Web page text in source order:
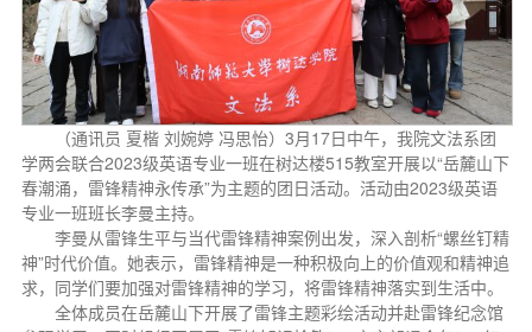
（通讯员 夏楷 刘婉婷 冯思怡）3月17日中午，我院文法系团
学两会联合2023级英语专业一班在树达楼515教室开展以“岳麓山下
春潮涌，雷锋精神永传承”为主题的团日活动。活动由2023级英语
专业一班班长李曼主持。
李曼从雷锋生平与当代雷锋精神案例出发，深入剖析“螺丝钉精
神”时代价值。她表示，雷锋精神是一种积极向上的价值观和精神追
求，同学们要加强对雷锋精神的学习，将雷锋精神落实到生活中。
全体成员在岳麓山下开展了雷锋主题彩绘活动并赴雷锋纪念馆